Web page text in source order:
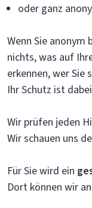
oder ganz
Wenn Sie anonym
nichts, was auf
erkennen, wer Sie
Ihr Schutz ist
Wir prüfen jeden
Wir schauen uns
Für Sie wird ein
Dort können wir